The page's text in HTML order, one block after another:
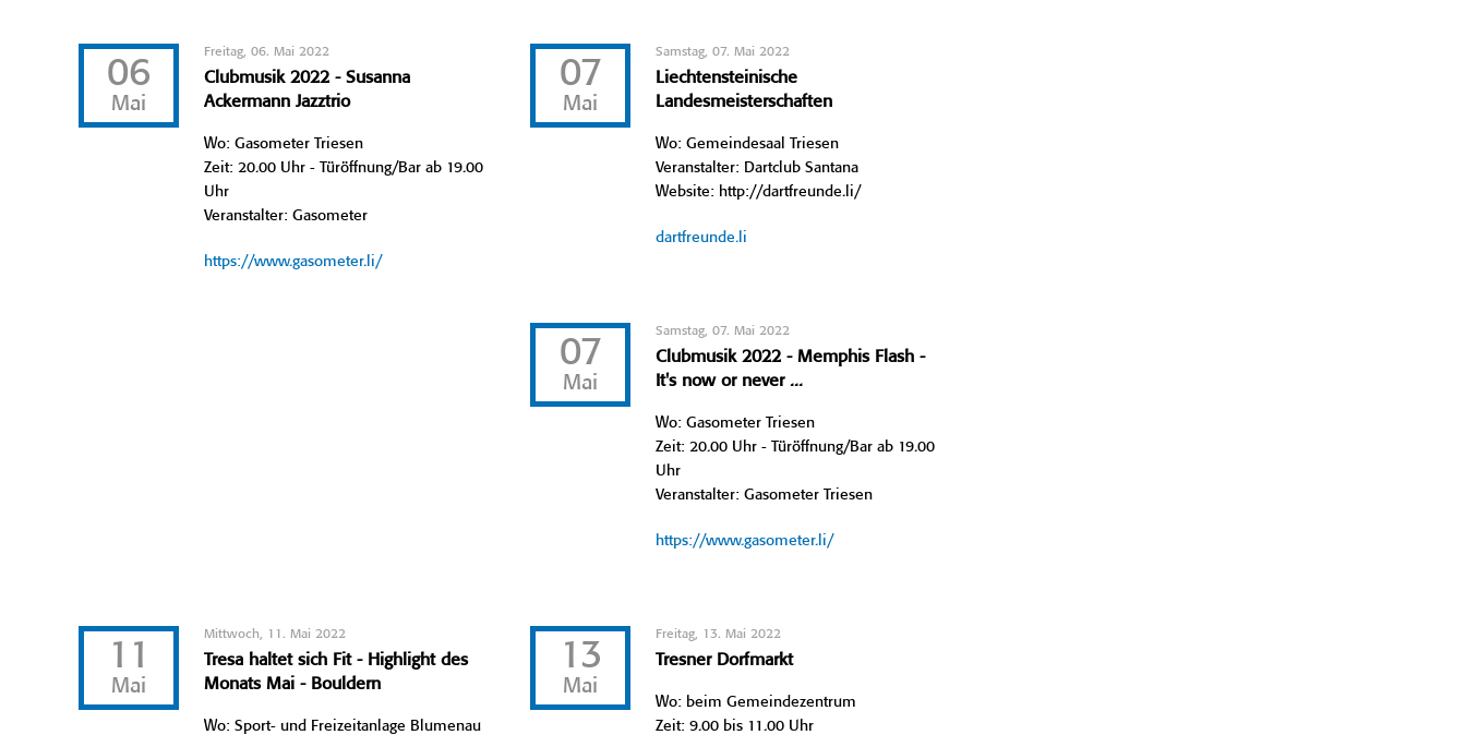
06
Mai
Freitag, 06. Mai 2022
Clubmusik 2022 - Susanna
Ackermann Jazztrio
Wo: Gasometer Triesen
Zeit: 20.00 Uhr - Türöffnung/Bar ab 19.00
Uhr
Veranstalter: Gasometer
https://www.gasometer.li/
07
Mai
Samstag, 07. Mai 2022
Liechtensteinische
Landesmeisterschaften
Wo: Gemeindesaal Triesen
Veranstalter: Dartclub Santana
Website: http://dartfreunde.li/
dartfreunde.li
07
Mai
Samstag, 07. Mai 2022
Clubmusik 2022 - Memphis Flash -
It's now or never ...
Wo: Gasometer Triesen
Zeit: 20.00 Uhr - Türöffnung/Bar ab 19.00
Uhr
Veranstalter: Gasometer Triesen
https://www.gasometer.li/
11
Mai
Mittwoch, 11. Mai 2022
Tresa haltet sich Fit - Highlight des
Monats Mai - Bouldern
Wo: Sport- und Freizeitanlage Blumenau
13
Mai
Freitag, 13. Mai 2022
Tresner Dorfmarkt
Wo: beim Gemeindezentrum
Zeit: 9.00 bis 11.00 Uhr